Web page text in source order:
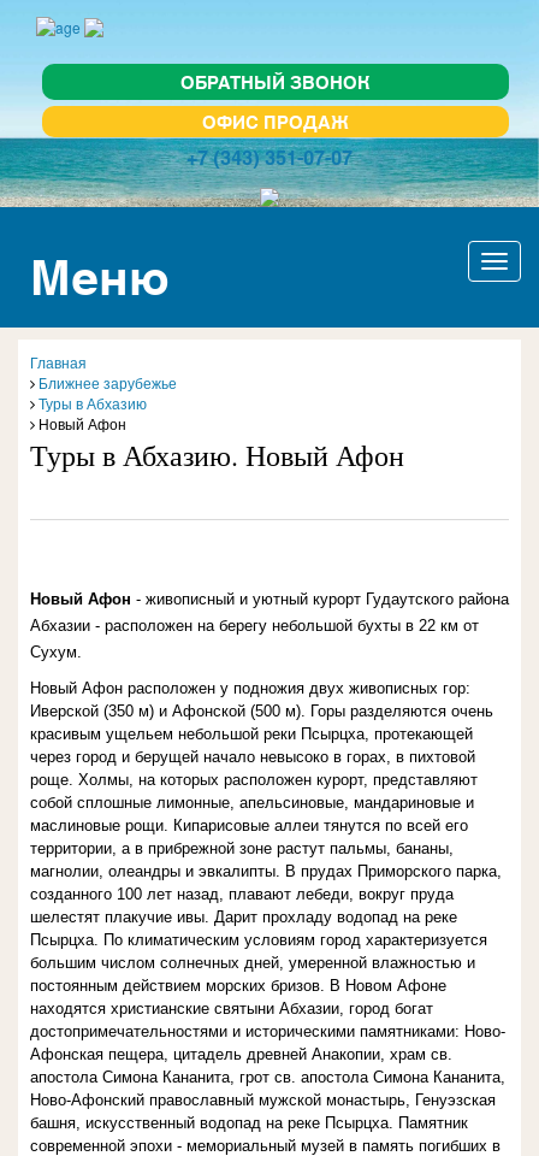
ОБРАТНЫЙ ЗВОНОК
ОФИС ПРОДАЖ
+7 (343) 351-07-07
Меню
Главная
Ближнее зарубежье
Туры в Абхазию
Новый Афон
Туры в Абхазию. Новый Афон
Новый Афон - живописный и уютный курорт Гудаутского района
Абхазии - расположен на берегу небольшой бухты в 22 км от
Сухум.
Новый Афон расположен у подножия двух живописных гор:
Иверской (350 м) и Афонской (500 м). Горы разделяются очень
красивым ущельем небольшой реки Псырцха, протекающей
через город и берущей начало невысоко в горах, в пихтовой
роще. Холмы, на которых расположен курорт, представляют
собой сплошные лимонные, апельсиновые, мандариновые и
маслиновые рощи. Кипарисовые аллеи тянутся по всей его
территории, а в прибрежной зоне растут пальмы, бананы,
магнолии, олеандры и эвкалипты. В прудах Приморского парка,
созданного 100 лет назад, плавают лебеди, вокруг пруда
шелестят плакучие ивы. Дарит прохладу водопад на реке
Псырцха. По климатическим условиям город характеризуется
большим числом солнечных дней, умеренной влажностью и
постоянным действием морских бризов. В Новом Афоне
находятся христианские святыни Абхазии, город богат
достопримечательностями и историческими памятниками: Ново-
Афонская пещера, цитадель древней Анакопии, храм св.
апостола Симона Кананита, грот св. апостола Симона Кананита,
Ново-Афонский православный мужской монастырь, Генуэзская
башня, искусственный водопад на реке Псырцха. Памятник
современной эпохи - мемориальный музей в память погибших в